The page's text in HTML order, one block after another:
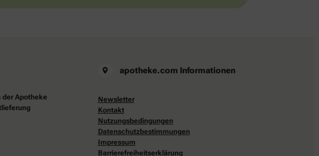
der Apotheke
apotheke.com Informationen
Newsletter
Kontakt
Nutzungsbedingungen
Datenschutzbestimmungen
Impressum
Barrierefreiheitserklärung